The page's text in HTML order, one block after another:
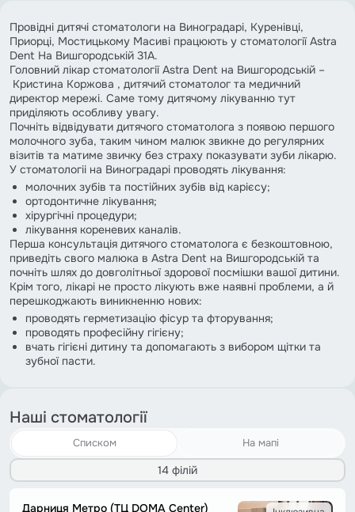
Провідні дитячі стоматологи на Виноградарі, Куренівці,
Приорці, Мостицькому Масиві працюють у стоматології Astra
Dent На Вишгородській 31А.
Головний лікар стоматології Astra Dent на Вишгородській –
Кристина Коржова , дитячий стоматолог та медичний
директор мережі. Саме тому дитячому лікуванню тут
приділяють особливу увагу.
Почніть відвідувати дитячого стоматолога з появою першого
молочного зуба, таким чином малюк звикне до регулярних
візитів та матиме звичку без страху показувати зуби лікарю.
У стоматологіі на Виноградарі проводять лікування:
молочних зубів та постійних зубів від карієсу;
ортодонтичне лікування;
хірургічні процедури;
лікування кореневих каналів.
Перша консультація дитячого стоматолога є безкоштовною,
приведіть свого малюка в Astra Dent на Вишгородській та
почніть шлях до довголітньої здорової посмішки вашої дитини.
Крім того, лікарі не просто лікують вже наявні проблеми, а й
перешкоджають виникненню нових:
проводять герметизацію фісур та фторування;
проводять професійну гігієну;
вчать гігієні дитину та допомагають з вибором щітки та
зубної пасти.
Наші стоматології
Списком На мапі
14 філій
Дарниця Метро (ТЦ DOMA Center)